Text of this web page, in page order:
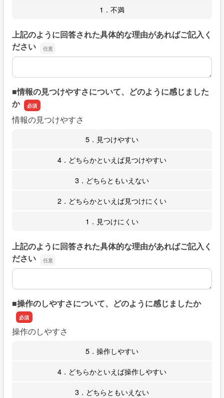
1．不満
上記のように回答された具体的な理由があればご記入く
ださい
上記のように回答された具体的な理由があればご記入くだ
■情報の見つけやすさについて、どのように感じました
か
情報の見つけやすさ
5．見つけやすい
4．どちらかといえば見つけやすい
3．どちらともいえない
2．どちらかといえば見つけにくい
1．見つけにくい
上記のように回答された具体的な理由があればご記入く
ださい
上記のように回答された具体的な理由があればご記入くだ
■操作のしやすさについて、どのように感じましたか
操作のしやすさ
5．操作しやすい
4．どちらかといえば操作しやすい
3．どちらともいえない